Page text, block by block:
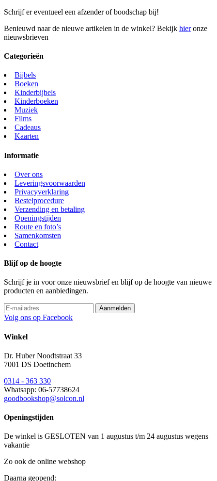
Schrijf er eventueel een afzender of boodschap bij!
Benieuwd naar de nieuwe artikelen in de winkel? Bekijk hieronze
nieuwsbrieven
Categorieën
Bijbels
Boeken
Kinderbijbels
Kinderboeken
Muziek
Films
Cadeaus
Kaarten
Informatie
Over ons
Leveringsvoorwaarden
Privacyverklaring
Bestelprocedure
Verzending en betaling
Openingstijden
Route en foto’s
Samenkomsten
Contact
Blijf op de hoogte
Schrijf je in voor onze nieuwsbrief en blijf op de hoogte van nieuwe
producten en aanbiedingen.
Volg ons op Facebook
Winkel
Dr. Huber Noodtstraat 33
7001 DS Doetinchem
0314 - 363 330
Whatsapp: 06-57738624
goodbookshop@solcon.nl
Openingstijden
De winkel is GESLOTEN van 1 augustus t/m 24 augustus wegens
vakantie
Zo ook de online webshop
Daarna geopend: